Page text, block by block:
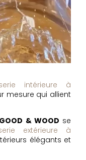
intérieure à
mesure qui allient
GOOD & WOOD se
extérieure à
élégants et